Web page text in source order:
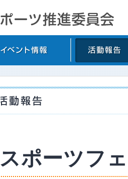
スポーツフ